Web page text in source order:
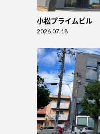
小松プライムビル
2026.07.18